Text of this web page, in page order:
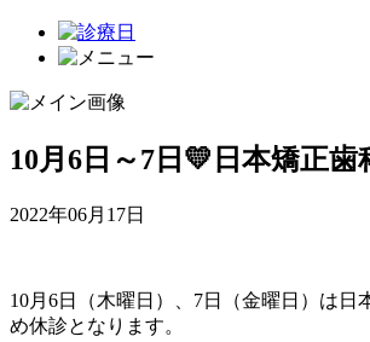
10月6日～7日💛日本矯正
2022年06月17日
10月6日（木曜日）、7日（金曜日）は日
め休診となります。